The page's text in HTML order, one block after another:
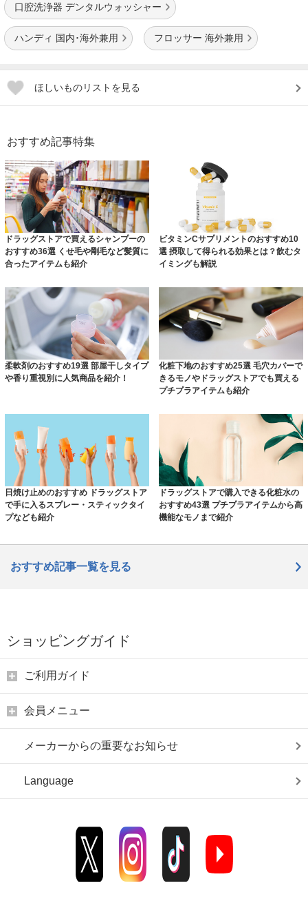
口腔洗浄器 デンタルウォッシャー
ハンディ 国内･海外兼用 フロッサー 海外兼用
ほしいものリストを見る
おすすめ記事特集
ドラッグストアで買えるシャンプーの
おすすめ36選 くせ毛や剛毛など髪質に
合ったアイテムも紹介
ビタミンCサプリメントのおすすめ10
選 摂取して得られる効果とは？飲むタ
イミングも解説
柔軟剤のおすすめ19選 部屋干しタイプ
や香り重視別に人気商品を紹介！
化粧下地のおすすめ25選 毛穴カバーで
きるモノやドラッグストアでも買える
プチプラアイテムも紹介
日焼け止めのおすすめ ドラッグストア
で手に入るスプレー・スティックタイ
プなども紹介
ドラッグストアで購入できる化粧水の
おすすめ43選 プチプラアイテムから高
機能なモノまで紹介
おすすめ記事一覧を見る
ショッピングガイド
ご利用ガイド
会員メニュー
メーカーからの重要なお知らせ
Language